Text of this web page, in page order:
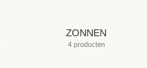
ZONNEN
4 producten